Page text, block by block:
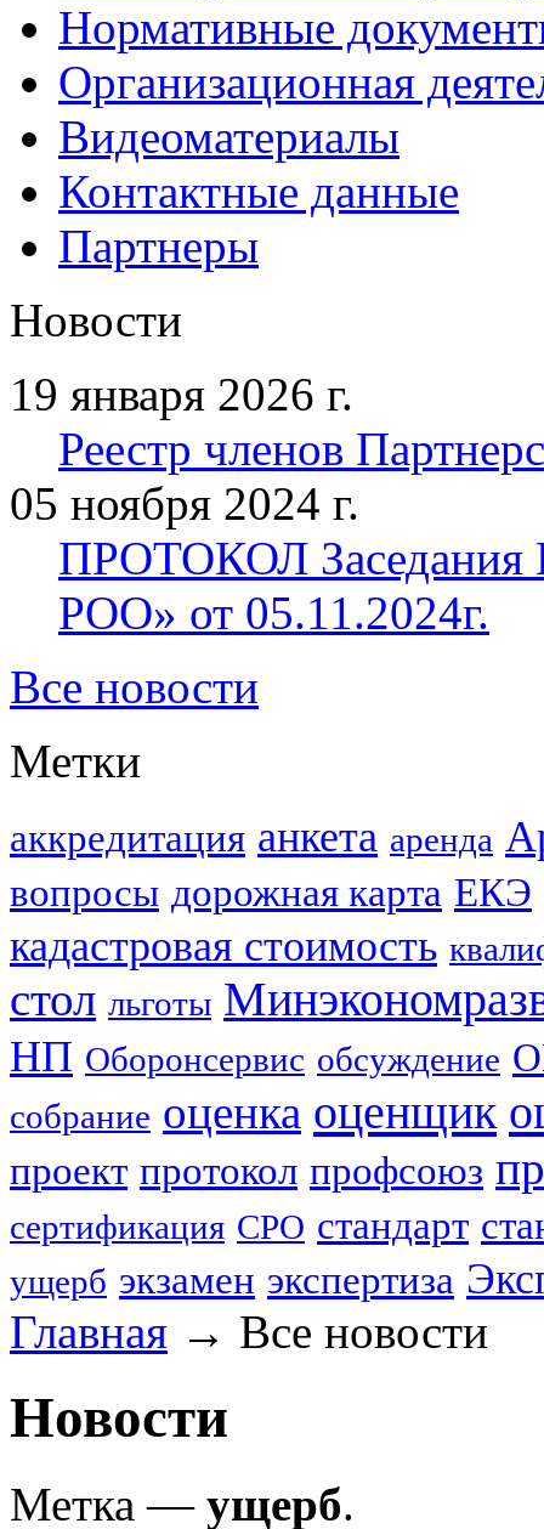
Нормативные
Организационная
Видеоматериалы
Контактные данные
Партнеры
Новости
19 января 2026 г.
Реестр членов
05 ноября 2024 г.
ПРОТОКОЛ Заседания
РОО» от 05.11.2024г.
Все новости
Метки
аккредитация анкета аренда
вопросы дорожная карта ЕКЭ
кадастровая стоимость
стол льготы
НП Оборонсервис обсуждение
собрание оценка оценщик
проект протокол профсоюз
сертификация СРО стандарт
ущерб экзамен экспертиза
Главная → Все новости
Новости
Метка — ущерб.